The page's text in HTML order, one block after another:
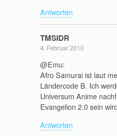
Antworten
TMSIDR
4. Februar 2010
@Emu:
Afro Samurai ist laut
Ländercode B. Ich
Universum Anime
Evangelion 2.0 sein
Antworten